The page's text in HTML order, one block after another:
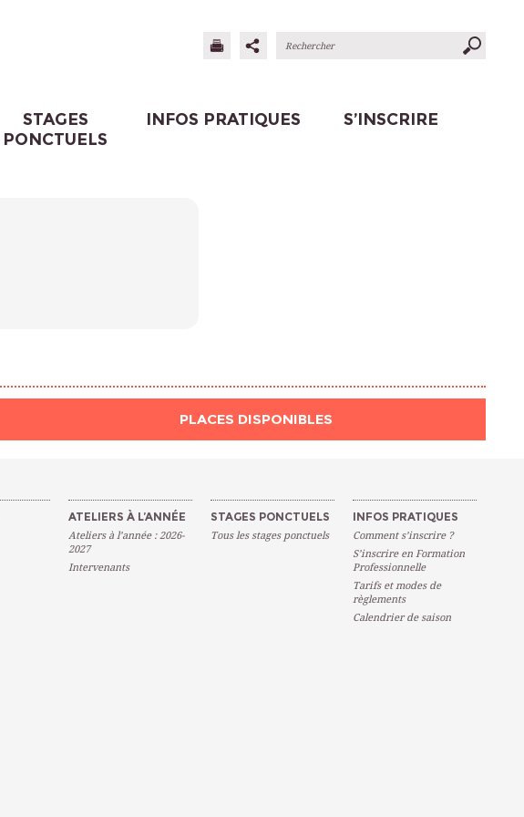
STAGES
PONCTUELS
INFOS PRATIQUES S’INSCRIRE
PLACES DISPONIBLES
ATELIERS À L’ANNÉE
Ateliers à l’année : 2026-
2027
Intervenants
STAGES PONCTUELS
Tous les stages ponctuels
INFOS PRATIQUES
Comment s’inscrire ?
S’inscrire en Formation
Professionnelle
Tarifs et modes de
règlements
Calendrier de saison